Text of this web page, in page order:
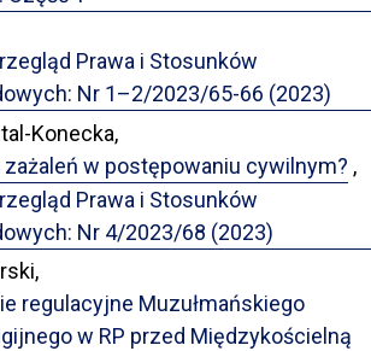
Prawa i Stosunków
Nr 1–2/2023/65-66 (2023)
Konecka,
w postępowaniu cywilnym? ,
Prawa i Stosunków
Nr 4/2023/68 (2023)
regulacyjne Muzułmańskiego
w RP przed Międzykościelną